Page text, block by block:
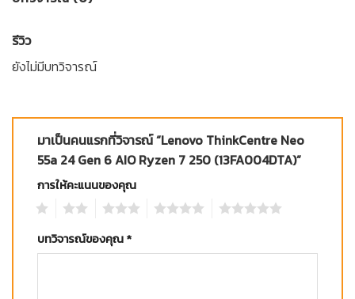
รีวิว
ยังไม่มีบทวิจารณ์
มาเป็นคนแรกที่วิจารณ์ “Lenovo ThinkCentre Neo
55a 24 Gen 6 AIO Ryzen 7 250 (13FA004DTA)”
การให้คะแนนของคุณ
บทวิจารณ์ของคุณ*